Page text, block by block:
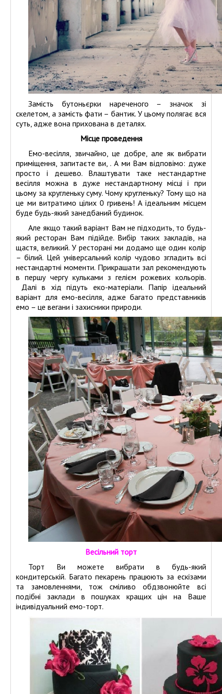
Замість бутоньєрки нареченого – значок зі
скелетом, а замість фати – бантик. У цьому полягає вся
суть, адже вона прихована в деталях.
Місце проведення
Емо-весілля, звичайно, це добре, але як вибрати
приміщення, запитаєте ви, . А ми Вам відповімо: дуже
просто і дешево. Влаштувати таке нестандартне
весілля можна в дуже нестандартному місці і при
цьому за кругленьку суму. Чому кругленьку? Тому що на
це ми витратимо цілих 0 гривень! А ідеальним місцем
буде будь-який занедбаний будинок.
Але якщо такий варіант Вам не підходить, то будь-
який ресторан Вам підійде. Вибір таких закладів, на
щастя, великий. У ресторані ми додамо ще один колір
– білий. Цей універсальний колір чудово згладить всі
нестандартні моменти. Прикрашати зал рекомендують
в першу чергу кульками з гелієм рожевих кольорів.
Далі в хід підуть еко-матеріали. Папір ідеальний
варіант для емо-весілля, адже багато представників
емо – це вегани і захисники природи.
Весільний торт
Торт Ви можете вибрати в будь-який
кондитерській. Багато пекарень працюють за ескізами
та замовленнями, тож сміливо обдзвонюйте всі
подібні заклади в пошуках кращих цін на Ваше
індивідуальний емо-торт.